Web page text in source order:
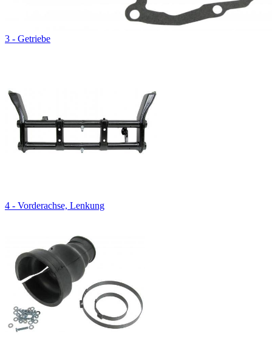
3 - Getriebe
4 - Vorderachse, Lenkung